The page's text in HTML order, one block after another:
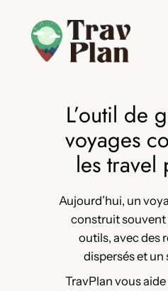
contenu
L’outil de
voyages
les travel
Aujourd’hui, un
construit souvent
outils, avec des
dispersés et un
TravPlan vous